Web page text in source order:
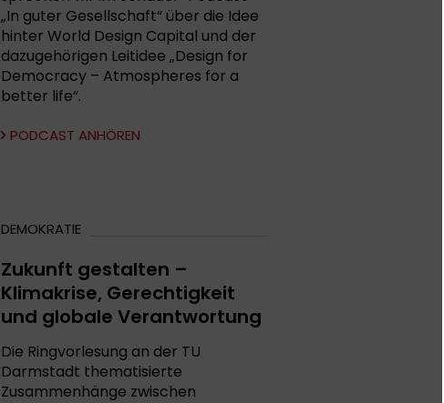
„In guter Gesellschaft“ über die Idee
hinter World Design Capital und der
dazugehörigen Leitidee „Design for
Democracy – Atmospheres for a
better life“.
PODCAST ANHÖREN
DEMOKRATIE
Zukunft gestalten –
Klimakrise, Gerechtigkeit
und globale Verantwortung
Die Ringvorlesung an der TU
Darmstadt thematisierte
Zusammenhänge zwischen